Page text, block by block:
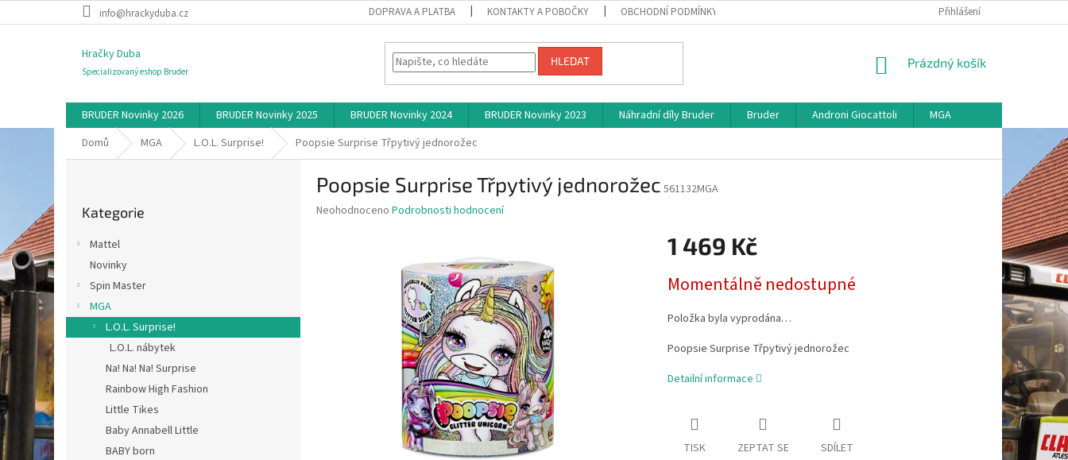
na
info@hrackyduba.cz DOPRAVA A PLATBA KONTAKTY A POBOČKY OBCHODNÍ PODMÍNKY MAPA SERVERU
Přihlášení
Hračky Duba
Specializovaný eshop Bruder
HLEDAT
NÁKUPNÍ
Prázdný košík
BRUDER Novinky 2026 BRUDER Novinky 2025 BRUDER Novinky 2024 BRUDER Novinky 2023 Náhradní díly Bruder Bruder Androni Giocattoli
MGA
Domů
MGA L.O.L. Surprise! Poopsie Surprise Třpytivý jednorožec
a
kategorie
Kategorie
Mattel
Novinky
Spin Master
MGA
L.O.L. Surprise!
L.O.L. nábytek
Na! Na! Na! Surprise
Rainbow High Fashion
Little Tikes
Baby Annabell Little
BABY born
Poopsie Surprise Třpytivý jednorožec 561132MGA
Průměrné
Neohodnoceno Podrobnosti hodnocení
1 469 Kč
cena:
Momentálně nedostupné
Položka byla vyprodána…
Poopsie Surprise Třpytivý jednorožec
Detailní informace
TISK ZEPTAT SE SDÍLET